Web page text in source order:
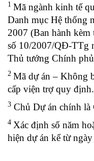
1 Mã ngành kinh tế
Danh mục Hệ thống
2007 (Ban hành
số 10/2007/QĐ-TTg
Thủ tướng Chính
2 Mã dự án – Không
cấp viện trợ quy định.
3 Chủ Dự án chính
4 Xác định số năm
hiện dự án kể từ